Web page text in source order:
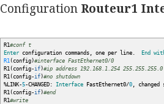
Configuration Routeur1
R1#conf t
Enter configuration commands, one per line. End
R1 (config )#interface FastEthernet0/0
R1 (config- if )#ip address 192.168.1.254 255.255.255.0
R1 (config- if )#no shutdown
%LINK- 5-CHANGED:Interface FastEthernet0/0 ,
R1 (config- if )#end
R1#write